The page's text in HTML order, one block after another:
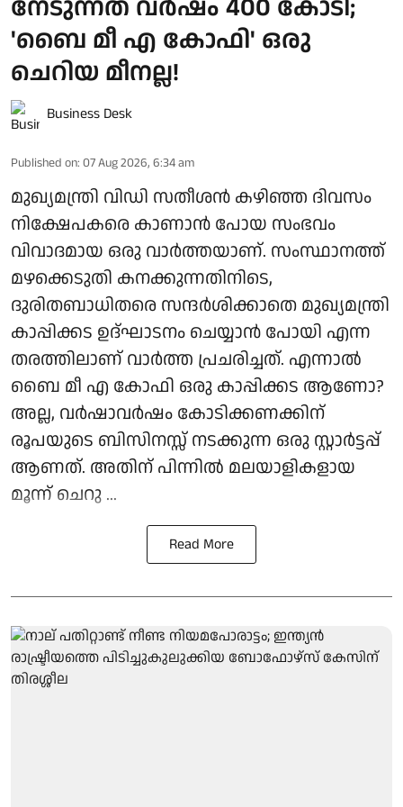
നേടുന്നത് വർഷം 400 കോടി;
'ബൈ മീ എ കോഫി' ഒരു
ചെറിയ മീനല്ല!
Business Desk
Published on: 07 Aug 2026, 6:34 am
മുഖ്യമന്ത്രി വിഡി സതീശൻ കഴിഞ്ഞ ദിവസം
നിക്ഷേപകരെ കാണാൻ പോയ സംഭവം
വിവാദമായ ഒരു വാർത്തയാണ്. സംസ്ഥാനത്ത്
മഴക്കെടുതി കനക്കുന്നതിനിടെ,
ദുരിതബാധിതരെ സന്ദർശിക്കാതെ മുഖ്യമന്ത്രി
കാപ്പിക്കട ഉദ്ഘാടനം ചെയ്യാൻ പോയി എന്ന
തരത്തിലാണ് വാർത്ത പ്രചരിച്ചത്. എന്നാൽ
ബൈ മീ എ കോഫി ഒരു കാപ്പിക്കട ആണോ?
അല്ല, വർഷാവർഷം കോടിക്കണക്കിന്
രൂപയുടെ ബിസിനസ്സ് നടക്കുന്ന ഒരു സ്റ്റാർട്ടപ്പ്
ആണത്. അതിന് പിന്നിൽ മലയാളികളായ
മൂന്ന് ചെറു ...
Read More